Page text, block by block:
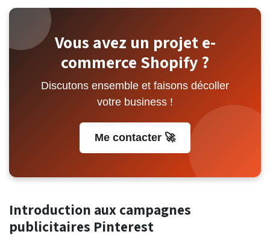
Vous avez un projet e-
commerce Shopify ?
Discutons ensemble et faisons décoller
votre business !
Me contacter 🚀
Introduction aux campagnes
publicitaires Pinterest